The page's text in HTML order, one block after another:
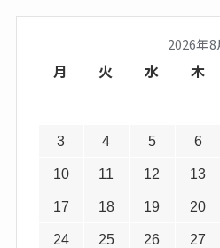
2026年8
月 火 水 木
3 4 5 6
10 11 12 13
17 18 19 20
24 25 26 27